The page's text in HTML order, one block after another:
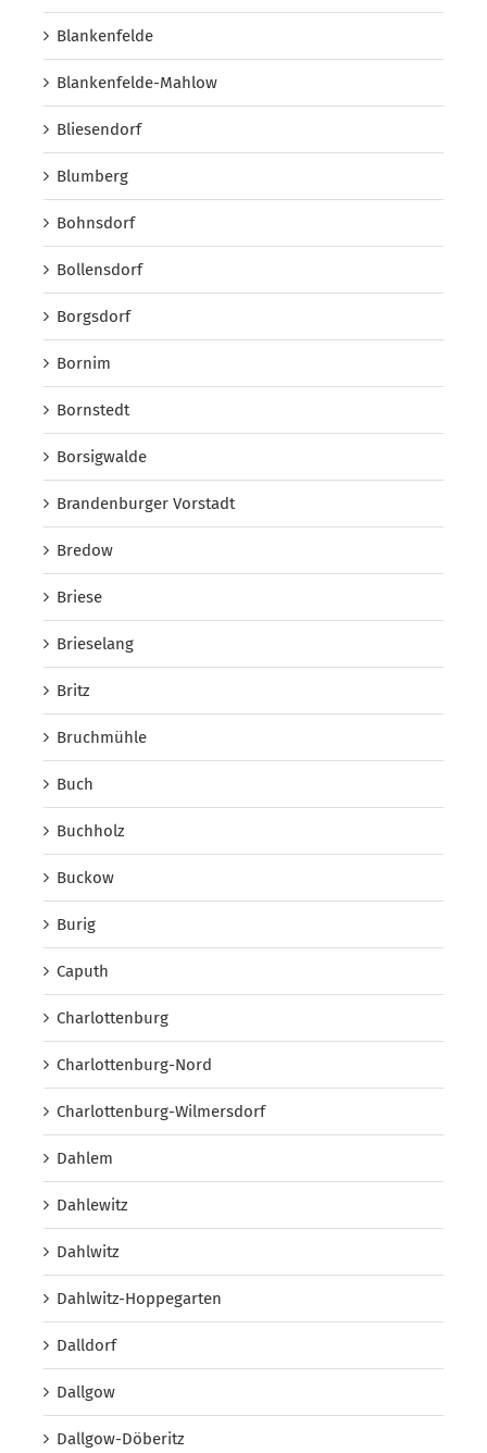
Blankenfelde
Blankenfelde-Mahlow
Bliesendorf
Blumberg
Bohnsdorf
Bollensdorf
Borgsdorf
Bornim
Bornstedt
Borsigwalde
Brandenburger Vorstadt
Bredow
Briese
Brieselang
Britz
Bruchmühle
Buch
Buchholz
Buckow
Burig
Caputh
Charlottenburg
Charlottenburg-Nord
Charlottenburg-Wilmersdorf
Dahlem
Dahlewitz
Dahlwitz
Dahlwitz-Hoppegarten
Dalldorf
Dallgow
Dallgow-Döberitz